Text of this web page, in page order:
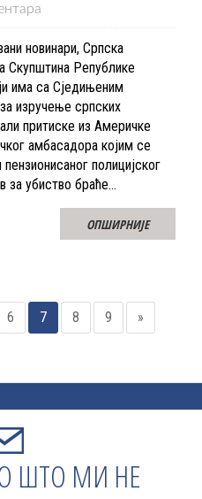
новинари, Српска
Скупштина Републике
има са Сједињеним
изручење српских
притиске из Америчке
амбасадора којим се
полицијског
за убиство браће…
ОПШИРНИЈЕ
6 7 8 9 »
ШТО МИ НЕ